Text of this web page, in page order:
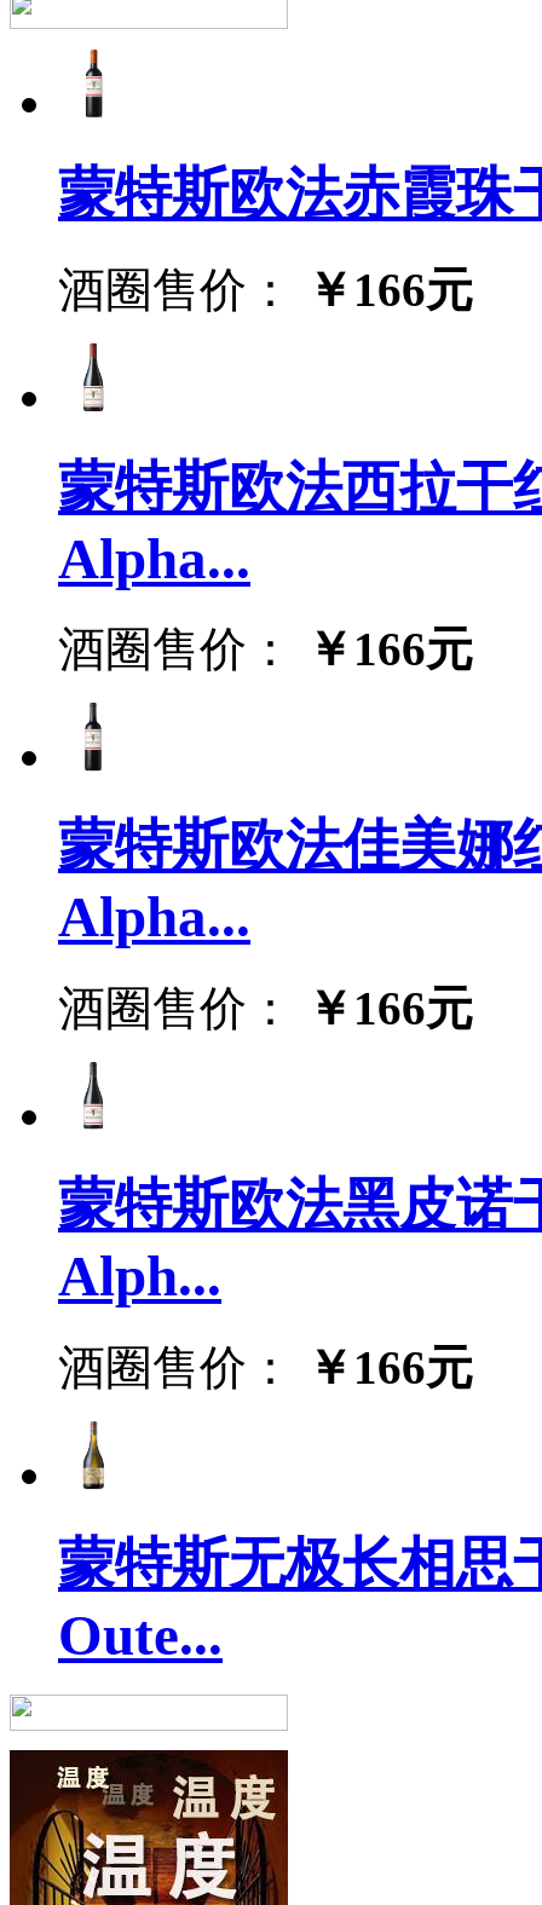
蒙特斯欧法赤霞珠
酒圈售价： ￥166元
蒙特斯欧法西拉干
Alpha...
酒圈售价： ￥166元
蒙特斯欧法佳美娜
Alpha...
酒圈售价： ￥166元
蒙特斯欧法黑皮诺
Alph...
酒圈售价： ￥166元
蒙特斯无极长相思
Oute...